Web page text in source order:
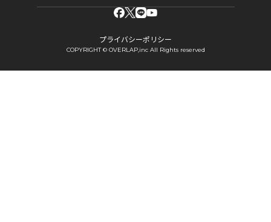
プライバシーポリシー
COPYRIGHT © OVERLAP,inc All Rights reserved